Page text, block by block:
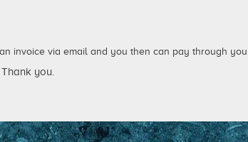
invoice via email and you then can pay through
. Thank you.